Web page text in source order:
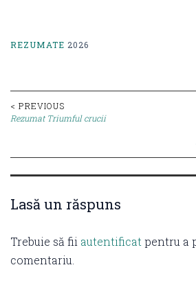
REZUMATE 2026
Post
< PREVIOUS
Rezumat Triumful crucii
Lasă un răspuns
Trebuie să fii autentificat pentru a
comentariu.